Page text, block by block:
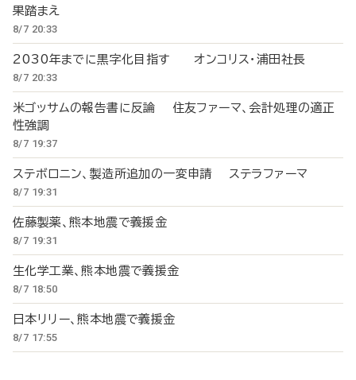
果踏まえ
8/7 20:33
2030年までに黒字化目指す オンコリス・浦田社長
8/7 20:33
米ゴッサムの報告書に反論 住友ファーマ、会計処理の適正
性強調
8/7 19:37
ステボロニン、製造所追加の一変申請 ステラファーマ
8/7 19:31
佐藤製薬、熊本地震で義援金
8/7 19:31
生化学工業、熊本地震で義援金
8/7 18:50
日本リリー、熊本地震で義援金
8/7 17:55